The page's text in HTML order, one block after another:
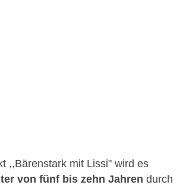
,,Bärenstark mit Lissi" wird es
von fünf bis zehn Jahren durch